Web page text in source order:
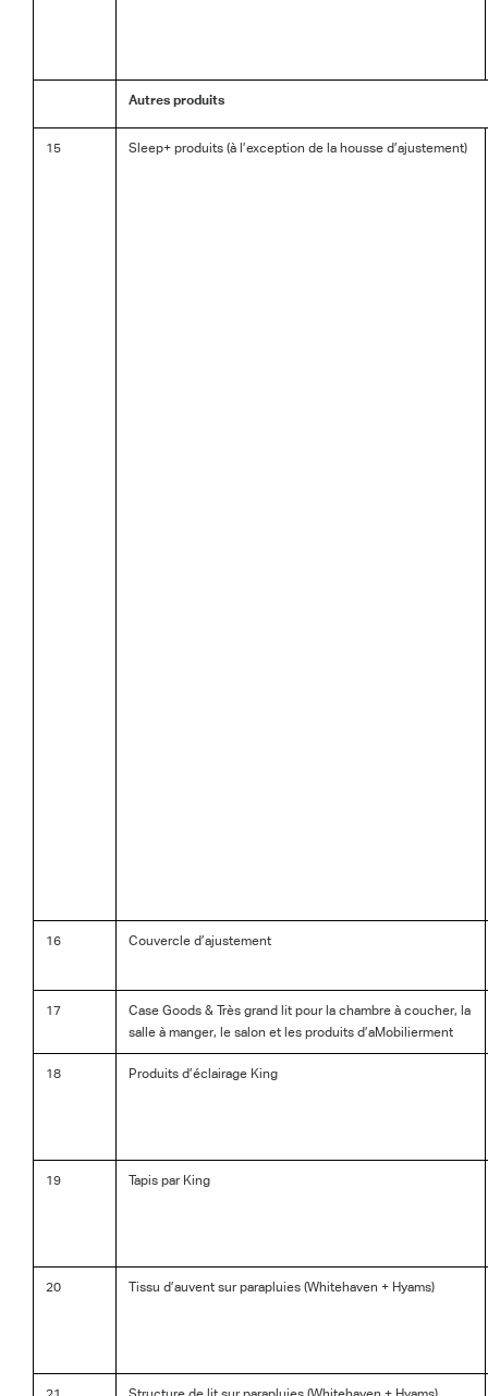
Autres produits
15 Sleep+ produits (à l’exception de la housse d’ajustement)
16 Couvercle d’ajustement
17
Case Goods & Très grand lit pour la chambre à coucher, la
salle à manger, le salon et les produits d’aMobilierment
18 Produits d’éclairage King
19 Tapis par King
20 Tissu d’auvent sur parapluies (Whitehaven + Hyams)